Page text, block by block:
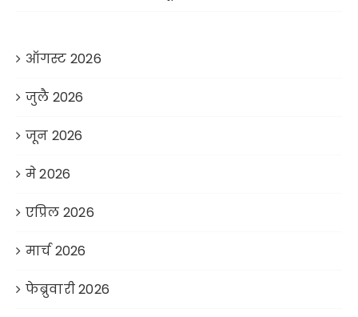
ऑगस्ट 2026
जुलै 2026
जून 2026
मे 2026
एप्रिल 2026
मार्च 2026
फेब्रुवारी 2026